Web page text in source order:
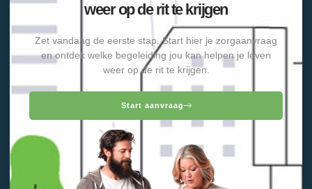
weer op de rit te krijgen
Zet vandaag de eerste stap. Start hier je zorgaanvraag
en ontdek welke begeleiding jou kan helpen je leven
weer op de rit te krijgen.
Start aanvraag